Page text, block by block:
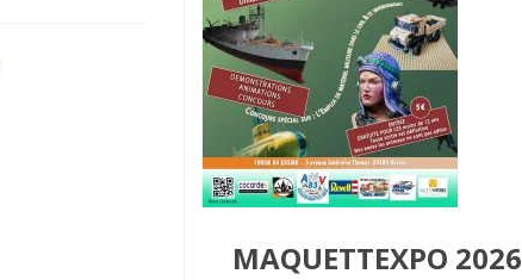
MAQUETTEXPO 2026